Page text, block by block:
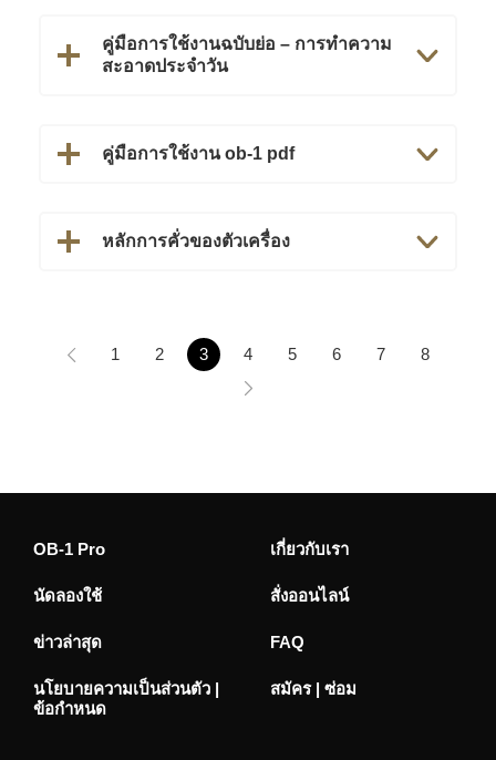
คู่มือการใช้งานฉบับย่อ – การทำความ
สะอาดประจำวัน
คู่มือการใช้งาน ob-1 pdf
หลักการคั่วของตัวเครื่อง
1 2 3 4 5 6 7 8
OB-1 Pro เกี่ยวกับเรา
นัดลองใช้ สั่งออนไลน์
ข่าวล่าสุด FAQ
นโยบายความเป็นส่วนตัว |
ข้อกำหนด
สมัคร | ซ่อม